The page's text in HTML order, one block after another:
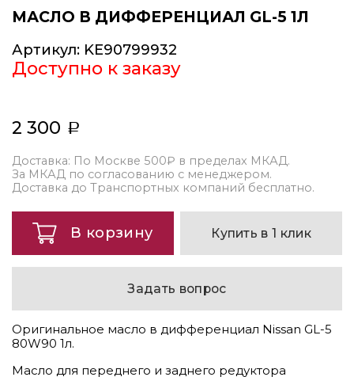
МАСЛО В ДИФФЕРЕНЦИАЛ GL-5 1Л
Артикул: KE90799932
Доступно к заказу
2 300
Доставка: По Москве 500₽ в пределах МКАД.
За МКАД по согласованию с менеджером.
Доставка до Транспортных компаний бесплатно.
В корзину Купить в 1 клик
Задать вопрос
Оригинальное масло в дифференциал Nissan GL-5
80W90 1л.
Масло для переднего и заднего редуктора